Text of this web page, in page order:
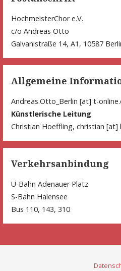
HochmeisterChor e.V.
c/o Andreas Otto
Galvanistraße 14, A1, 10587
Allgemeine
Andreas.Otto_Berlin [at] t-
Künstlerische Leitung
Christian Hoeffling, christian [at]
Verkehrsanbindung
U-Bahn Adenauer Platz
S-Bahn Halensee
Bus 110, 143, 310